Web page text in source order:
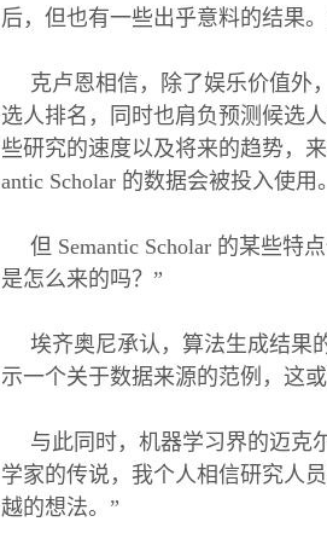
后，但也有一些出乎意料的结果
克卢恩相信，除了娱乐价值外
选人排名，同时也肩负预测候选
些研究的速度以及将来的趋势，
antic Scholar 的数据会被投入使用。
但 Semantic Scholar 的某些特
是怎么来的吗？”
埃齐奥尼承认，算法生成结果
示一个关于数据来源的范例，这
与此同时，机器学习界的迈克
学家的传说，我个人相信研究人
越的想法。”